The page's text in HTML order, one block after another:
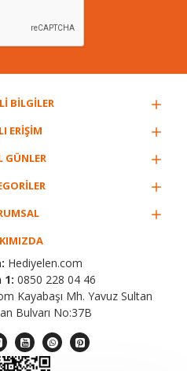
BİLGİLER
ERİŞİM
GÜNLER
Hediyelen.com
1: 0850 228 04 46
Kayabaşı Mh. Yavuz Sultan
Bulvarı No:37B